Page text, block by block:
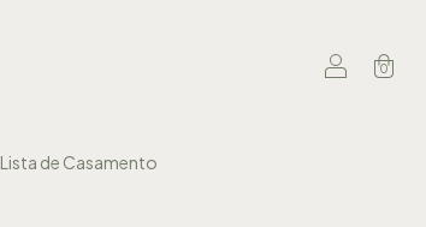
0
Lista de Casamento